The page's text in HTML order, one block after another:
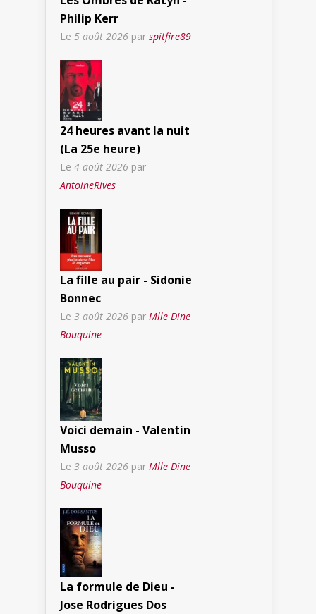
Philip Kerr
Le 5 août 2026 par spitfire89
24 heures avant la nuit
(La 25e heure)
Le 4 août 2026 par
AntoineRives
La fille au pair - Sidonie
Bonnec
Le 3 août 2026 par Mlle Dine
Bouquine
Voici demain - Valentin
Musso
Le 3 août 2026 par Mlle Dine
Bouquine
La formule de Dieu -
Jose Rodrigues Dos